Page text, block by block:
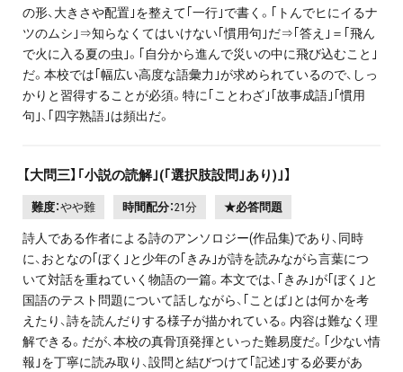
の形、大きさや配置｣を整えて｢一行｣で書く。｢トんでヒにイるナ
ツのムシ｣⇒知らなくてはいけない｢慣用句｣だ⇒｢答え｣＝｢飛ん
で火に入る夏の虫｣。｢自分から進んで災いの中に飛び込むこと｣
だ。本校では｢幅広い高度な語彙力｣が求められているので、しっ
かりと習得することが必須。特に｢ことわざ｣｢故事成語｣｢慣用
句｣、｢四字熟語｣は頻出だ。
【大問三】｢小説の読解｣(｢選択肢設問｣あり)｣】
難度：やや難 時間配分：21分 ★必答問題
詩人である作者による詩のアンソロジー(作品集)であり、同時
に、おとなの｢ぼく｣と少年の｢きみ｣が詩を読みながら言葉につ
いて対話を重ねていく物語の一篇。本文では、｢きみ｣が｢ぼく｣と
国語のテスト問題について話しながら、｢ことば｣とは何かを考
えたり、詩を読んだりする様子が描かれている。内容は難なく理
解できる。だが、本校の真骨頂発揮といった難易度だ。｢少ない情
報｣を丁寧に読み取り、設問と結びつけて｢記述｣する必要があ